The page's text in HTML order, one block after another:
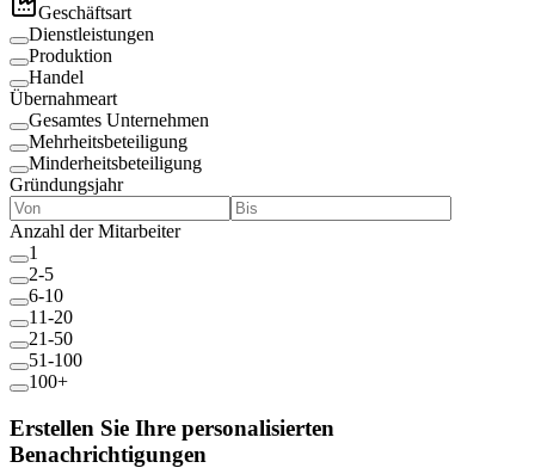
Geschäftsart
Dienstleistungen
Produktion
Handel
Übernahmeart
Gesamtes Unternehmen
Mehrheitsbeteiligung
Minderheitsbeteiligung
Gründungsjahr
Anzahl der Mitarbeiter
1
2-5
6-10
11-20
21-50
51-100
100+
Erstellen Sie Ihre personalisierten
Benachrichtigungen